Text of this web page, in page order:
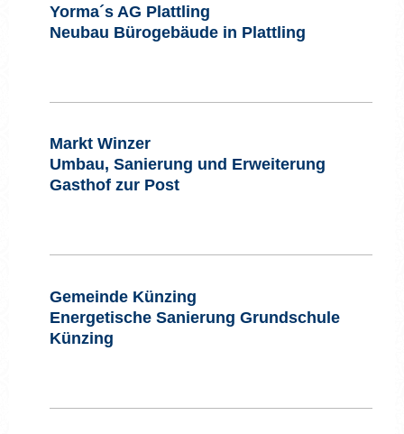
Yorma´s AG Plattling
Neubau Bürogebäude in Plattling
Markt Winzer
Umbau, Sanierung und Erweiterung
Gasthof zur Post
Gemeinde Künzing
Energetische Sanierung Grundschule
Künzing